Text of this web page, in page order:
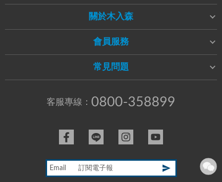
關於木入森
會員服務
常見問題
客服專線： 0800-358899
Email